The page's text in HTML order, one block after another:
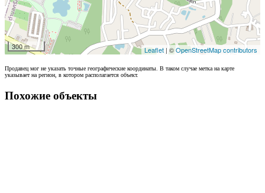
300 m Leaflet | ©OpenStreetMap contributors
Продавец мог не указать точные географические координаты. В таком случае метка на карте
указывает на регион, в котором располагается объект.
Похожие объекты